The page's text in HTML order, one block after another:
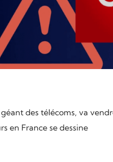
des télécoms, va
en France se dessine